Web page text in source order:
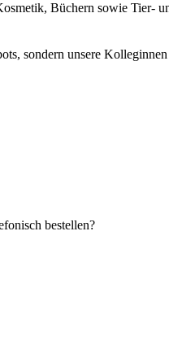
Büchern sowie Tier-
sondern unsere
bestellen?